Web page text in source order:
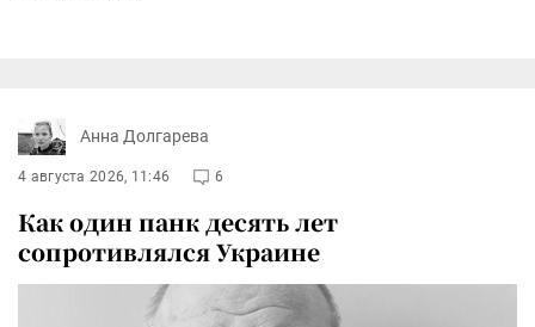
Анна Долгарева
4 августа 2026, 11:46 6
Как один панк десять лет
сопротивлялся Украине